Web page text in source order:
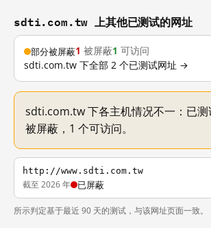
sdti.com.tw 上其他已测试的网址
部分被屏蔽1 被屏蔽1 可访问
sdti.com.tw 下全部 2 个已测试网址 →
sdti.com.tw 下各主机情况不一：已测
被屏蔽，1 个可访问。
http://www.sdti.com.tw
截至 2026 年 已屏蔽
所示判定基于最近 90 天的测试，与该网址页面一致。